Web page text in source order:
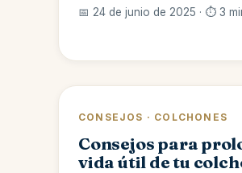
📅 24 de junio de 2025 · ⏱️ 3
CONSEJOS · COLCHONES
Consejos para
vida útil de tu